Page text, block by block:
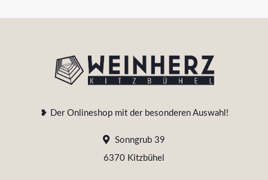
❥ Der Onlineshop mit der besonderen Auswahl!
Sonngrub 39
6370 Kitzbühel